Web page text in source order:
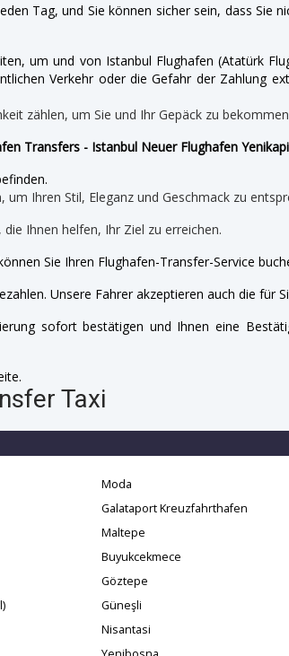
Tag, und Sie können sicher sein, dass Sie
um und von Istanbul Flughafen (Atatürk
Verkehr oder die Gefahr der Zahlung
zählen, um Sie und Ihr Gepäck zu
Transfers - Istanbul Neuer Flughafen Yenikapi
Ihren Stil, Eleganz und Geschmack zu
Ihnen helfen, Ihr Ziel zu erreichen.
Sie Ihren Flughafen-Transfer-Service
Unsere Fahrer akzeptieren auch die für
sofort bestätigen und Ihnen eine
Taxi
Moda
Galataport Kreuzfahrthafen
Maltepe
Buyukcekmece
Göztepe
Güneşli
Nisantasi